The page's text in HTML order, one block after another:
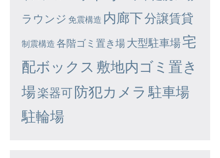
ラウンジ 免震構造 内廊下分譲賃貸
制震構造 各階ゴミ置き場大型駐車場宅
配ボックス 敷地内ゴミ置き
場楽器可防犯カメラ 駐車場
駐輪場